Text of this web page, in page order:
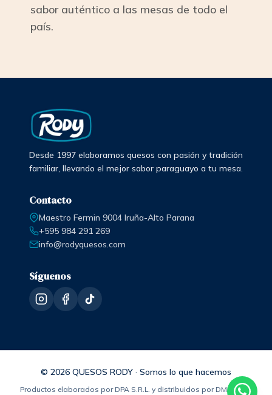
sabor auténtico a las mesas de todo el
país.
Desde 1997 elaboramos quesos con pasión y tradición
familiar, llevando el mejor sabor paraguayo a tu mesa.
Contacto
Maestro Fermin 9004 Iruña-Alto Parana
+595 984 291 269
info@rodyquesos.com
Síguenos
© 2026 QUESOS RODY · Somos lo que hacemos
Productos elaborados por DPA S.R.L. y distribuidos por DMP S.R.L.